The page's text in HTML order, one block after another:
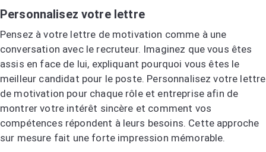
Personnalisez votre lettre
Pensez à votre lettre de motivation comme à une
conversation avec le recruteur. Imaginez que vous êtes
assis en face de lui, expliquant pourquoi vous êtes le
meilleur candidat pour le poste. Personnalisez votre lettre
de motivation pour chaque rôle et entreprise afin de
montrer votre intérêt sincère et comment vos
compétences répondent à leurs besoins. Cette approche
sur mesure fait une forte impression mémorable.